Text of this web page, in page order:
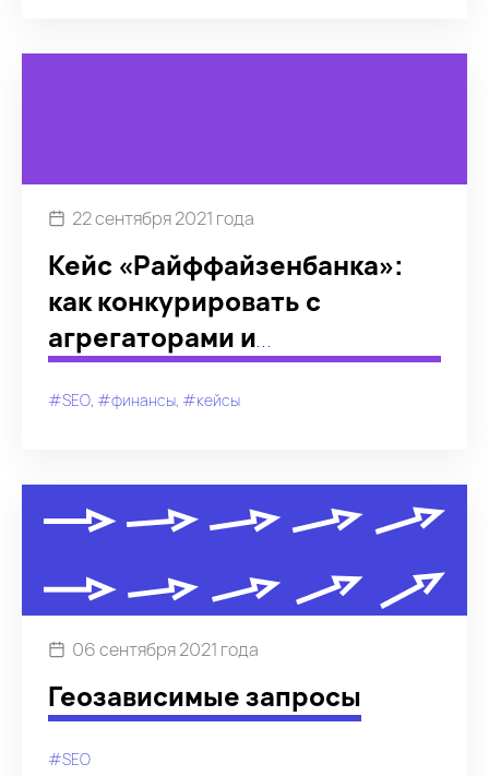
22 сентября 2021 года
Кейс «Райффайзенбанка»:
как конкурировать с
агрегаторами и
маркетплейсами в
поисковой выдаче
#SEO #финансы #кейсы
06 сентября 2021 года
Геозависимые запросы
#SEO